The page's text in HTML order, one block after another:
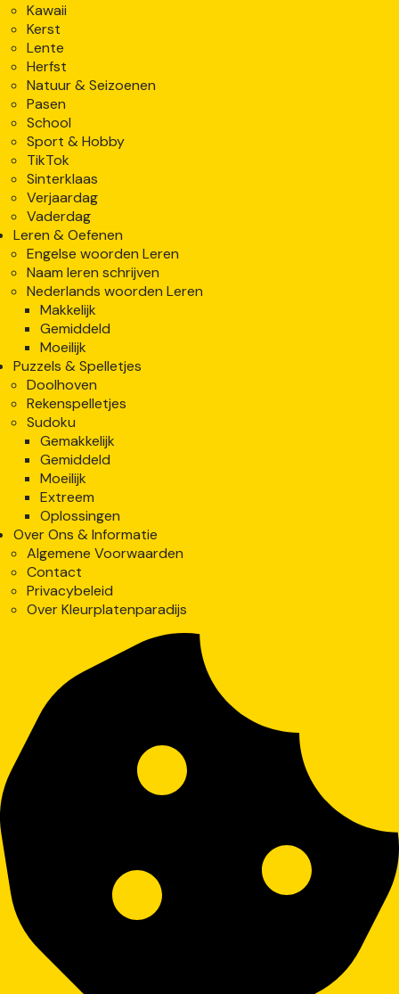
Kawaii
Kerst
Lente
Herfst
Natuur & Seizoenen
Pasen
School
Sport & Hobby
TikTok
Sinterklaas
Verjaardag
Vaderdag
Leren & Oefenen
Engelse woorden Leren
Naam leren schrijven
Nederlands woorden Leren
Makkelijk
Gemiddeld
Moeilijk
Puzzels & Spelletjes
Doolhoven
Rekenspelletjes
Sudoku
Gemakkelijk
Gemiddeld
Moeilijk
Extreem
Oplossingen
Over Ons & Informatie
Algemene Voorwaarden
Contact
Privacybeleid
Over Kleurplatenparadijs